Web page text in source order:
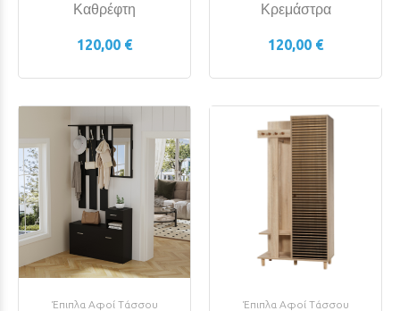
Καθρέφτη
120,00 €
Κρεμάστρα
120,00 €
Έπιπλα Αφοί Τάσσου Έπιπλα Αφοί Τάσσου